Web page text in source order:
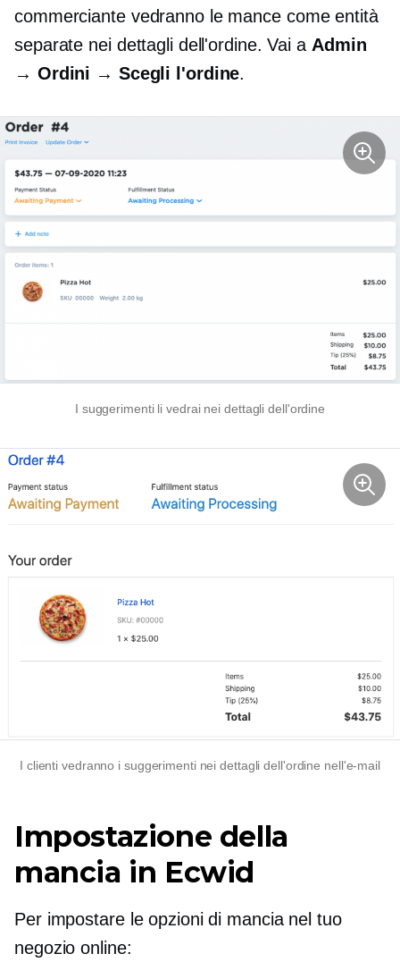
commerciante vedranno le mance come entità
separate nei dettagli dell'ordine. Vai a Admin
→ Ordini → Scegli l'ordine.
I suggerimenti li vedrai nei dettagli dell'ordine
I clienti vedranno i suggerimenti nei dettagli dell'ordine nell'e-mail
Impostazione della
mancia in Ecwid
Per impostare le opzioni di mancia nel tuo
negozio online: